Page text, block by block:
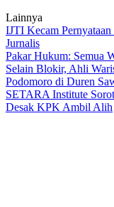
Lainnya
IJTI Kecam
Jurnalis
Pakar Hukum: Semua
Selain Blokir, Ahli
Podomoro di Duren
SETARA Institute
Desak KPK Ambil Alih